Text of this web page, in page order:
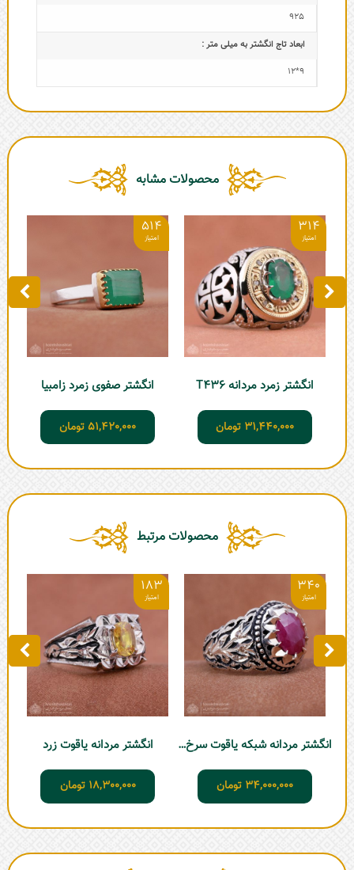
925
ابعاد تاج‌ انگشتر به میلی متر :
9*12
محصولات مشابه
314
انگشتر زمرد مردانه T436
31,440,000 تومان
514
انگشتر صفوی زمرد زامبیا
51,420,000تومان
محصولات مرتبط
340
انگشتر مردانه شبکه یاقوت سرخ برمه
34,000,000 تومان
183
انگشتر مردانه یاقوت زرد
18,300,000 تومان